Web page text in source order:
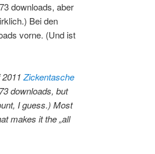
downloads, aber
Bei den
vorne. (Und ist
2011Zickentasche
downloads, but
I guess.) Most
makes it the „all